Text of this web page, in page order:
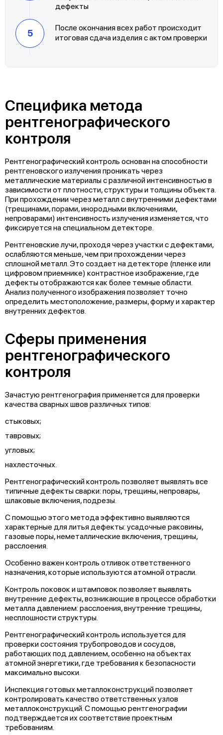
дефекты
После окончания всех работ происходит
итоговая сдача изделия с актом проверки
Специфика метода
рентгенографического
контроля
Рентгенографический контроль основан на способности
рентгеновского излучения проникать через
металлические материалы с различной интенсивностью в
зависимости от плотности, структуры и толщины объекта.
При прохождении через металл с внутренними дефектами
(трещинами, порами, инородными включениями,
непроварами) интенсивность излучения изменяется, что
фиксируется на специальном детекторе.
Рентгеновские лучи, проходя через участки с дефектами,
ослабляются меньше, чем при прохождении через
сплошной металл. Это создает на детекторе (пленке или
цифровом приемнике) контрастное изображение, где
дефекты отображаются как более темные области.
Анализ полученного изображения позволяет точно
определить местоположение, размеры, форму и характер
внутренних дефектов.
Сферы применения
рентгенографического
контроля
Зачастую рентгенография применяется для проверки
качества сварных швов различных типов:
стыковых;
тавровых;
угловых;
нахлесточных.
Рентгенографический контроль позволяет выявлять все
типичные дефекты сварки: поры, трещины, непровары,
шлаковые включения, подрезы.
С помощью этого метода эффективно выявляются
характерные для литья дефекты: усадочные раковины,
газовые поры, неметаллические включения, трещины,
расслоения.
Особенно важен контроль отливок ответственного
назначения, которые используются атомной отрасли.
Контроль поковок и штамповок позволяет выявлять
внутренние дефекты, возникающие в процессе обработки
металла давлением: расслоения, внутренние трещины,
несплошности структуры.
Рентгенографический контроль используется для
проверки состояния трубопроводов и сосудов,
работающих под давлением, особенно на объектах
атомной энергетики, где требования к безопасности
максимально высоки.
Инспекция готовых металлоконструкций позволяет
контролировать качество ответственных узлов
металлоконструкций. С помощью рентгенографии
подтверждается их соответствие проектным
требованиям.